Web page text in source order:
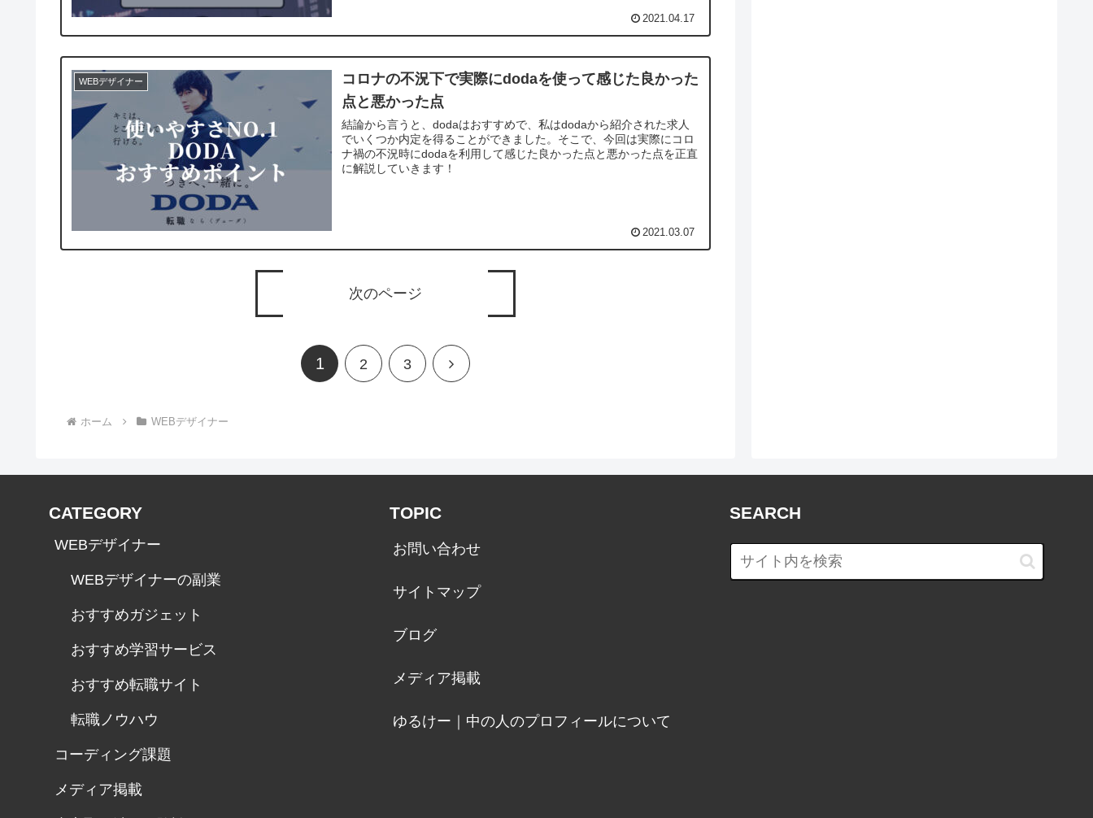
2021.04.17
WEBデザイナー
コロナの不況下で実際にdodaを使って感じた良かった
点と悪かった点
結論から言うと、dodaはおすすめで、私はdodaから紹介された求人
でいくつか内定を得ることができました。そこで、今回は実際にコロ
ナ禍の不況時にdodaを利用して感じた良かった点と悪かった点を正直
に解説していきます！
2021.03.07
次のページ
1 2 3
ホーム WEBデザイナー
CATEGORY
WEBデザイナー
WEBデザイナーの副業
おすすめガジェット
おすすめ学習サービス
おすすめ転職サイト
転職ノウハウ
コーディング課題
メディア掲載
TOPIC
お問い合わせ
サイトマップ
ブログ
メディア掲載
ゆるけー｜中の人のプロフィールについて
SEARCH